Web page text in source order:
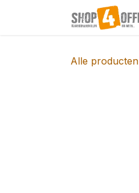
Overslaan naar inhoud
Alle producten